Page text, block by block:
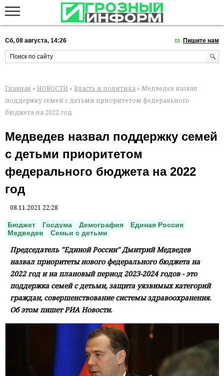
Сб, 08 августа, 14:26 Пишите нам
Главная » НОВОСТИ » Власть и политика » Медведев назвал
поддержку семей с детьми приоритетом федерального
бюджета на 2022 год
Медведев назвал поддержку семей
с детьми приоритетом
федерального бюджета на 2022
год
08.11.2021 22:28
Бюджет Госдума Демография
Единая Россия
Медведев
Семьи с детьми
Председатель "Единой России" Дмитрий Медведев
назвал приоритеты нового федерального бюджета на
2022 год и на плановый период 2023-2024 годов - это
поддержка семей с детьми, защита уязвимых категорий
граждан, совершенствование системы здравоохранения.
Об этом пишет РИА Новости.